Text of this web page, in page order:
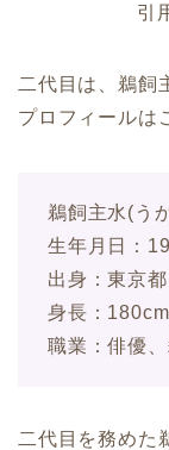
引
二代目は、鵜飼
プロフィールは
鵜飼主水(う
生年月日：
出身：東京都
身長：180cm
職業：俳優
二代目を務めた